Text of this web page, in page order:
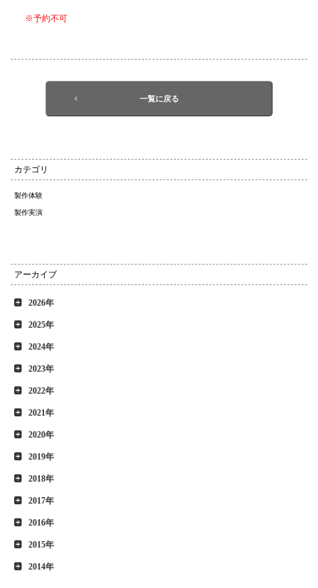
※予約不可
一覧に戻る
カテゴリ
製作体験
製作実演
アーカイブ
2026年
2025年
2024年
2023年
2022年
2021年
2020年
2019年
2018年
2017年
2016年
2015年
2014年